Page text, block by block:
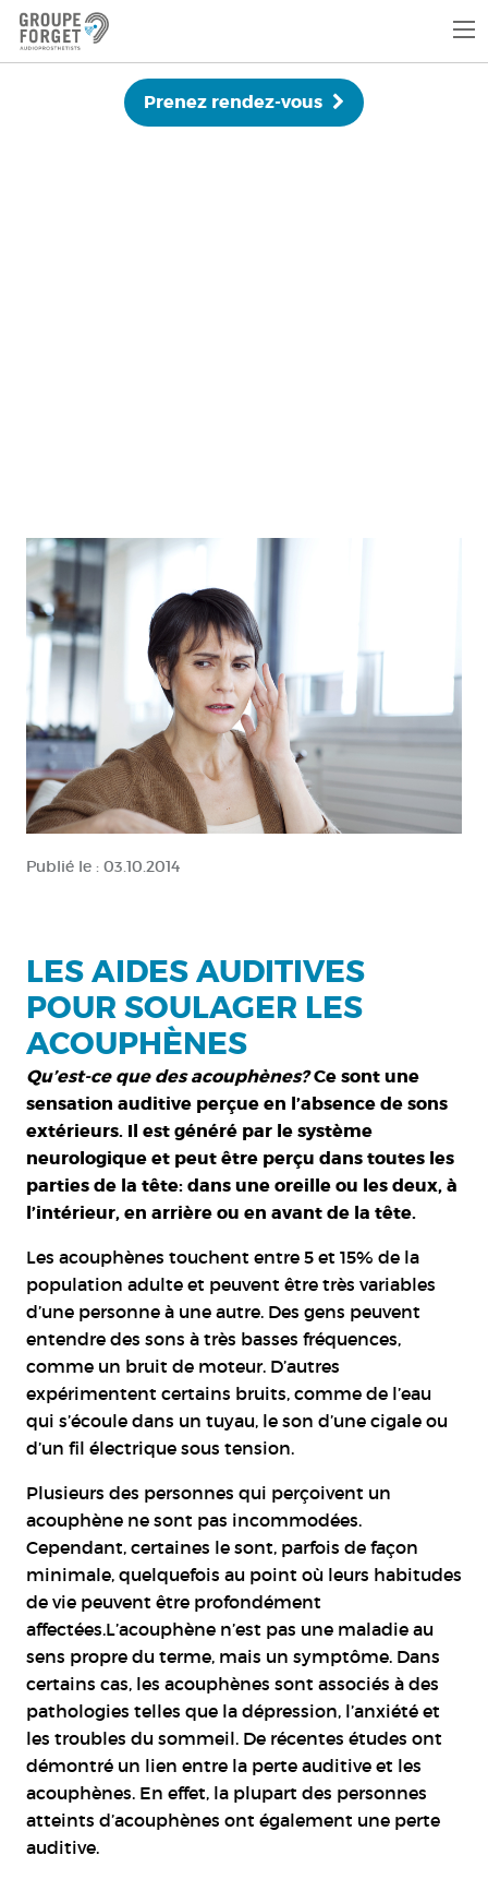
Prenez rendez-vous
Publié le : 03.10.2014
LES AIDES AUDITIVES
POUR SOULAGER LES
ACOUPHÈNES
Qu’est-ce que des acouphènes?Ce sont une
sensation auditive perçue en l’absence de sons
extérieurs. Il est généré par le système
neurologique et peut être perçu dans toutes les
parties de la tête: dans une oreille ou les deux, à
l’intérieur, en arrière ou en avant de la tête.
Les acouphènes touchent entre 5 et 15% de la
population adulte et peuvent être très variables
d’une personne à une autre. Des gens peuvent
entendre des sons à très basses fréquences,
comme un bruit de moteur. D’autres
expérimentent certains bruits, comme de l’eau
qui s’écoule dans un tuyau, le son d’une cigale ou
d’un fil électrique sous tension.
Plusieurs des personnes qui perçoivent un
acouphène ne sont pas incommodées.
Cependant, certaines le sont, parfois de façon
minimale, quelquefois au point où leurs habitudes
de vie peuvent être profondément
affectées.L’acouphène n’est pas une maladie au
sens propre du terme, mais un symptôme. Dans
certains cas, les acouphènes sont associés à des
pathologies telles que la dépression, l’anxiété et
les troubles du sommeil. De récentes études ont
démontré un lien entre la perte auditive et les
acouphènes. En effet, la plupart des personnes
atteints d’acouphènes ont également une perte
auditive.